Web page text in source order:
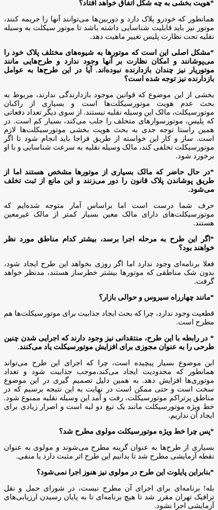
*هویت بخشی به چه شکل اتفاق خواهد افتاد؟
همانطور که خودرو پلاک دارد و دوربین‌ها می‌توانند آنها را جریمه کنند،
موتور نیز باید قابلیت شناسایی داشته باشد تا موتور سیکلت به وسیله
نقلیه تحت نظارت پلیس تغییر ماهیت دهد.
*مشکل اصلی این است که موتورها به شیوه‌های مختلف پلاک خود را
می‌پوشانند و امکان نظارت بر آنها وجود ندارد و طرح‌هایی مانند
موتوریار نیز چندان بازدارنده نبوده‌اند. آیا در این طرح‌ها به عوامل
بازدارنده نیز توجه شده است؟
بخشی از این موضوع که قوانین موجود بازدارندگی ندارند، مربوط به
بحث عدم هویت موتورسیکلت‌ها است و بسیاری از راکبان
موتورسیکلت، مالک این وسیله نقلیه نیستند. از سوی دیگر تعداد دفعاتی
که پلیس، موتورسوارهای متخلف را جلب می‌کند، بسیار کم است. در
همین راستا توجه جدی به بحث هویت بخشی موتورسیکلت‌ها لازم
است. ساز و کار این خواسته از طریق فراجا باید انجام شود تا اگر
موتورسیکلت تخلفی کند، مالک وسیله نقلیه به سرعت شناسایی و با او
برخورد شود.
*در حال حاضر که مالک بسیاری از موتورها مشخص هستند اما از
طریق پوشاندن پلاک قانون را دور می‌زنند و این مانع از ثبت تخلف
می‌شود.
حرف شما درست است اما براساس آمار متوجه شده‌ایم که
موتورسیکلت‌های دارای مالک معین بسیار کمتر از مالک غیرمعین
هستند.
*اگر این طرح به مرحله اجرا برسد، بیشتر کدام مناطق مورد نظر
خواهند بود؟
فعلا برنامه‌ای وجود ندارد اما اگر روزی بخواهد این طرح ایجاد شود،
بدون شک مناطقی که موتورها بیشتر خطرساز هستند، مدنظر خواهد
گرفت.
*مانند چهارراه سیروس و حوالی بازار؟
قطعیت وجود ندارد، چرا که بحث ایجاد جذابیت برای موتورسیکلت‌ها هم
مطرح است.
* در رابطه با این طرح، منتقدانی نیز وجود دارند که اجرایی شدن چنین
طرحی را به عنوان مجوزی برای افزایش موتورسیکلت یاد می‌کنند.
این موضوع بسیار پیچیده است، چرا که اجرای این طرح می‌تواند
همانطور که محدودیت ایجاد می‌کند،‌موجب جذابیت شود و تعداد
موتوری‌ها افزایش دهد. به همین دلیل تصمیم گیری در این موضوع
سخت است و حتی ممکن است در نهایت به این نتیجه برسیم که در
مناطق پرتراکم موتورسیکلت، رفت و آمد این وسیله نقلیه ممنوع شود.
خط ویژه موتورسیکلت مانند یک تیغ دو لبه است و اصرار زیادی برای
ایجاد آن نداریم.
*پس چرا خط ویژه موتورسیکلت مولوی مطرح شد؟
بسیاری از طرح‌ها به عنوان گزینه مطرح می‌شوند و مولوی به عنوان
نقطه آزمایشی مطرح شد تا بدانیم این طرح اثر مثبت دارد یا منفی.
*بنابراین پایلوت این طرح در مولوی نیز هنوز اجرا نمی‌شود؟
بله! برنامه‌ای برای اجرای آن مطرح نیست، در شورای حمل و نقل
ترافیک تهران مقرر شد تا هیچ برنامه‌ای تا به پایان رسیدن ارزیابی‌های
آزمایشی اجرا نشود.